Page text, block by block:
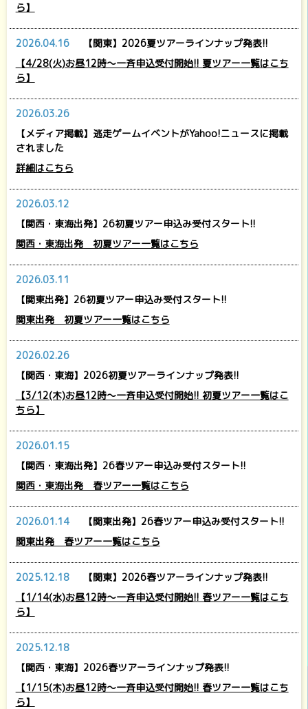
ら】
2026.04.16
【関東】2026夏ツアーラインナップ発表!!
【4/28(火)お昼12時～一斉申込受付開始!! 夏ツアー一覧はこち
ら】
2026.03.26
【メディア掲載】逃走ゲームイベントがYahoo!ニュースに掲載
されました
詳細はこちら
2026.03.12
【関西・東海出発】26初夏ツアー申込み受付スタート!!
関西・東海出発 初夏ツアー一覧はこちら
2026.03.11
【関東出発】26初夏ツアー申込み受付スタート!!
関東出発 初夏ツアー一覧はこちら
2026.02.26
【関西・東海】2026初夏ツアーラインナップ発表!!
【3/12(木)お昼12時～一斉申込受付開始!! 初夏ツアー一覧はこ
ちら】
2026.01.15
【関西・東海出発】26春ツアー申込み受付スタート!!
関西・東海出発 春ツアー一覧はこちら
2026.01.14
【関東出発】26春ツアー申込み受付スタート!!
関東出発 春ツアー一覧はこちら
2025.12.18
【関東】2026春ツアーラインナップ発表!!
【1/14(水)お昼12時～一斉申込受付開始!! 春ツアー一覧はこち
ら】
2025.12.18
【関西・東海】2026春ツアーラインナップ発表!!
【1/15(木)お昼12時～一斉申込受付開始!! 春ツアー一覧はこち
ら】